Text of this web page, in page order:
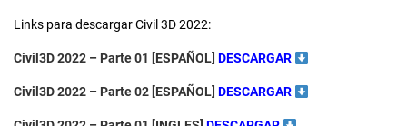
Links para descargar Civil 3D 2022:
Civil3D 2022 – Parte 01 [ESPAÑOL] DESCARGAR
Civil3D 2022 – Parte 02 [ESPAÑOL] DESCARGAR